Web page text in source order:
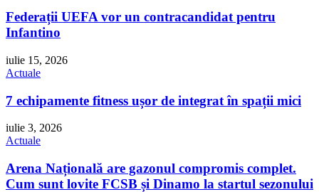
Federații UEFA vor un contracandidat pentru
Infantino
iulie 15, 2026
Actuale
7 echipamente fitness ușor de integrat în spații mici
iulie 3, 2026
Actuale
Arena Națională are gazonul compromis complet.
Cum sunt lovite FCSB și Dinamo la startul sezonului